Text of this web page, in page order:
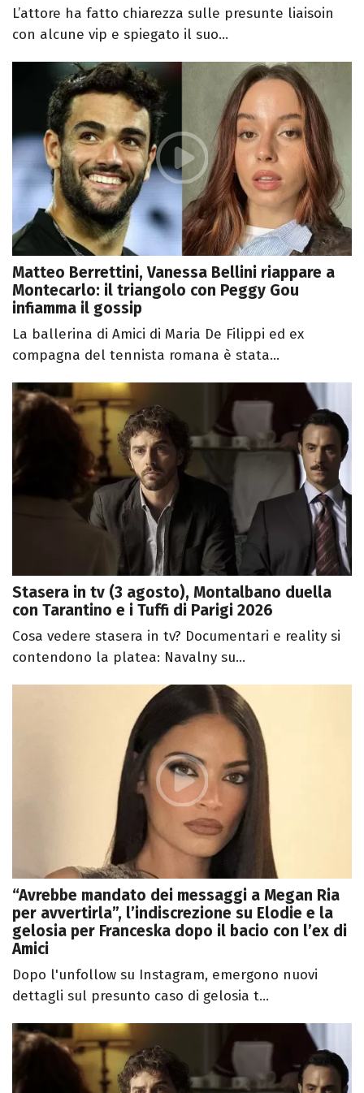
L’attore ha fatto chiarezza sulle presunte liaisoin
con alcune vip e spiegato il suo...
Matteo Berrettini, Vanessa Bellini riappare a
Montecarlo: il triangolo con Peggy Gou
infiamma il gossip
La ballerina di Amici di Maria De Filippi ed ex
compagna del tennista romana è stata...
Stasera in tv (3 agosto), Montalbano duella
con Tarantino e i Tuffi di Parigi 2026
Cosa vedere stasera in tv? Documentari e reality si
contendono la platea: Navalny su...
“Avrebbe mandato dei messaggi a Megan Ria
per avvertirla”, l’indiscrezione su Elodie e la
gelosia per Franceska dopo il bacio con l’ex di
Amici
Dopo l'unfollow su Instagram, emergono nuovi
dettagli sul presunto caso di gelosia t...